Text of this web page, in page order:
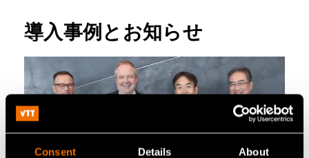
Consent Details About
導入事例とお知らせ